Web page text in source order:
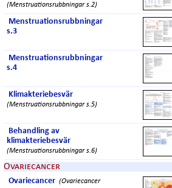
(Menstruationsrubbningar s.2)
Menstruationsrubbningar
s.3
Menstruationsrubbningar
s.4
Klimakteriebesvär
(Menstruationsrubbningar s.5)
Behandling av
klimakteriebesvär
(Menstruationsrubbningar s.6)
Ovariecancer
Ovariecancer (Ovariecancer